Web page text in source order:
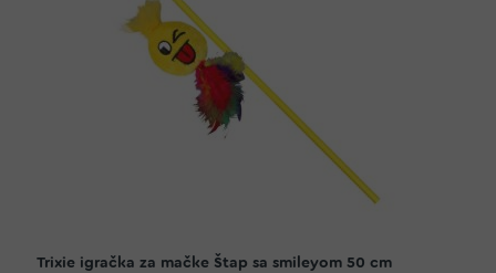
Trixie igračka za mačke Štap sa smileyom 50 cm